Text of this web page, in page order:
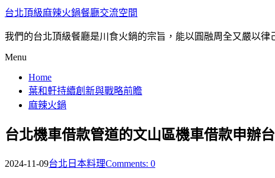
台北頂級麻辣火鍋餐廳交流空間
我們的台北頂級餐廳是川食火鍋的宗旨，能以圓融周全又嚴以
Menu
Home
葉和軒持續創新與戰略前瞻
麻辣火鍋
台北機車借款管道的文山區機車借款申辦
2024-11-09台北日本料理Comments: 0